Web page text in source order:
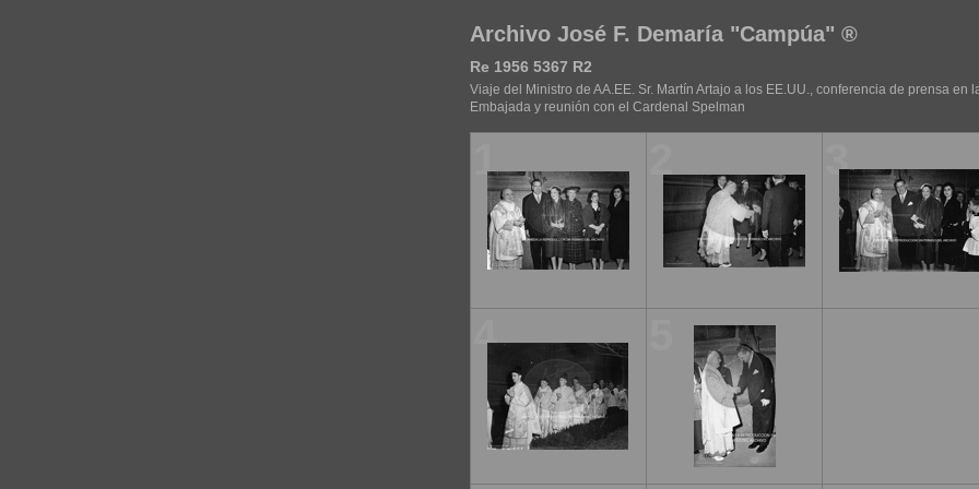
Archivo José F. Demaría "Campúa" ®
Re 1956 5367 R2
Viaje del Ministro de AA.EE. Sr. Martín Artajo a los EE.UU., conferencia de prensa en
Embajada y reunión con el Cardenal Spelman
1 3
4